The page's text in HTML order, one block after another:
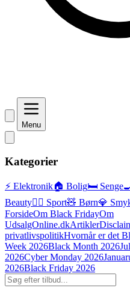
Menu
Kategorier
⚡ Elektronik🏠 Bolig🛏️ Senge
Beauty🏃‍♂️ Sport🧸 Børn💎
ForsideOm Black FridayOm
UdsalgOnline.dkArtikler
privatlivspolitikHvornår er det
Week 2026Black Month 2026
2026Cyber Monday 2026
2026Black Friday 2026